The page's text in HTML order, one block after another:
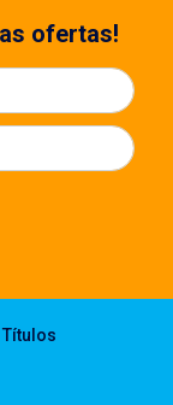
ofertas!
Títulos